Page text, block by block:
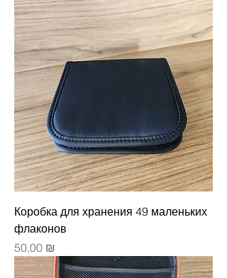
Коробка для хранения 49 маленьких
флаконов
Цена
50,00 ₪